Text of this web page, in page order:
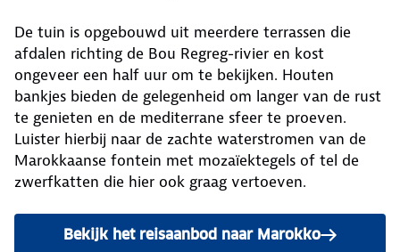
De tuin is opgebouwd uit meerdere terrassen die
afdalen richting de Bou Regreg-rivier en kost
ongeveer een half uur om te bekijken. Houten
bankjes bieden de gelegenheid om langer van de rust
te genieten en de mediterrane sfeer te proeven.
Luister hierbij naar de zachte waterstromen van de
Marokkaanse fontein met mozaïektegels of tel de
zwerfkatten die hier ook graag vertoeven.
Bekijk het reisaanbod naar Marokko